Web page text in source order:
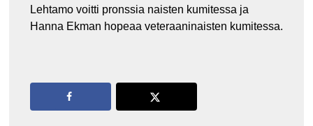
Lehtamo voitti pronssia naisten kumitessa ja
Hanna Ekman hopeaa veteraaninaisten kumitessa.